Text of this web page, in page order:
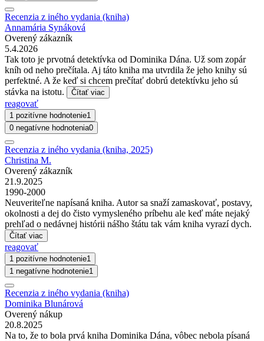
Recenzia z iného vydania (kniha)
Annamária Synáková
Overený zákazník
5.4.2026
Tak toto je prvotná detektívka od Dominika Dána. Už som zopár
kníh od neho prečítala. Aj táto kniha ma utvrdila že jeho knihy sú
perfektné. A že keď si chcem prečítať dobrú detektívku jeho sú
stávka na istotu.
Čítať viac
reagovať
1 pozitívne hodnotenie1
0 negatívne hodnotenia0
Recenzia z iného vydania (kniha, 2025)
Christina M.
Overený zákazník
21.9.2025
1990-2000
Neuveriteľne napísaná kniha. Autor sa snaží zamaskovať, postavy,
okolnosti a dej do čisto vymysleného príbehu ale keď máte nejaký
prehľad o nedávnej histórii nášho štátu tak vám kniha vyrazí dych.
Čítať viac
reagovať
1 pozitívne hodnotenie1
1 negatívne hodnotenie1
Recenzia z iného vydania (kniha)
Dominika Blunárová
Overený nákup
20.8.2025
Na to, že to bola prvá kniha Dominika Dána, vôbec nebola písaná